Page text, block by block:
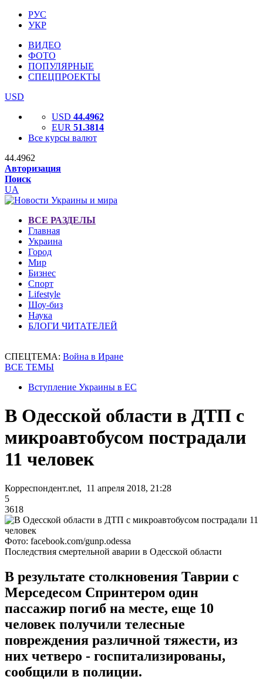
РУС
УКР
ВИДЕО
ФОТО
ПОПУЛЯРНЫЕ
СПЕЦПРОЕКТЫ
USD
USD 44.4962
EUR 51.3814
Все курсы валют
44.4962
Авторизация
Поиск
UA
ВСЕ РАЗДЕЛЫ
Главная
Украина
Город
Мир
Бизнес
Спорт
Lifestyle
Шоу-биз
Наука
БЛОГИ ЧИТАТЕЛЕЙ
СПЕЦТЕМА: Война в Иране
ВСЕ ТЕМЫ
Вступление Украины в ЕС
В Одесской области в ДТП с
микроавтобусом пострадали
11 человек
Корреспондент.net, 11 апреля 2018, 21:28
5
3618
Фото: facebook.com/gunp.odessa
Последствия смертельной аварии в Одесской области
В результате столкновения Таврии с
Мерседесом Спринтером один
пассажир погиб на месте, еще 10
человек получили телесные
повреждения различной тяжести, из
них четверо - госпитализированы,
сообщили в полиции.